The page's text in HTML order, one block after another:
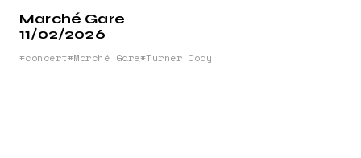
Marché Gare
11/02/2026
concert Marché Gare Turner Cody